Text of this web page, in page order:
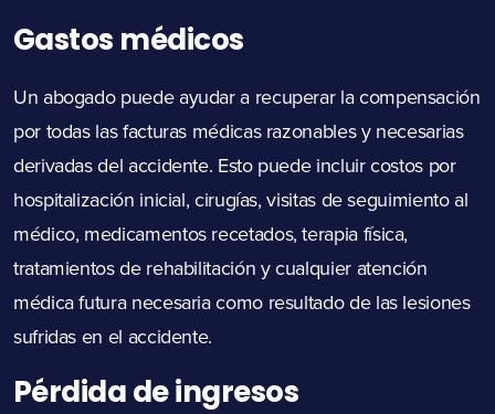
Gastos médicos
Un abogado puede ayudar a recuperar la compensación
por todas las facturas médicas razonables y necesarias
derivadas del accidente. Esto puede incluir costos por
hospitalización inicial, cirugías, visitas de seguimiento al
médico, medicamentos recetados, terapia física,
tratamientos de rehabilitación y cualquier atención
médica futura necesaria como resultado de las lesiones
sufridas en el accidente.
Pérdida de ingresos